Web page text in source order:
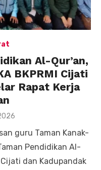
Al-Qur’an,
BKPRMI Cijati
Rapat Kerja
guru Taman Kanak-
Pendidikan Al-
dan Kadupandak